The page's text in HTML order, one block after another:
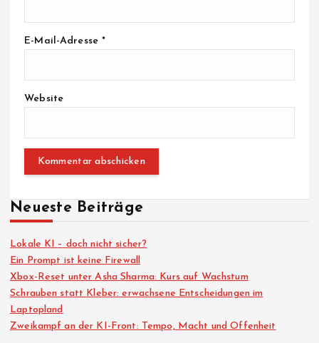
E-Mail-Adresse*
Website
Neueste Beiträge
Lokale KI – doch nicht sicher?
Ein Prompt ist keine Firewall
Xbox-Reset unter Asha Sharma: Kurs auf Wachstum
Schrauben statt Kleber: erwachsene Entscheidungen im
Laptopland
Zweikampf an der KI-Front: Tempo, Macht und Offenheit